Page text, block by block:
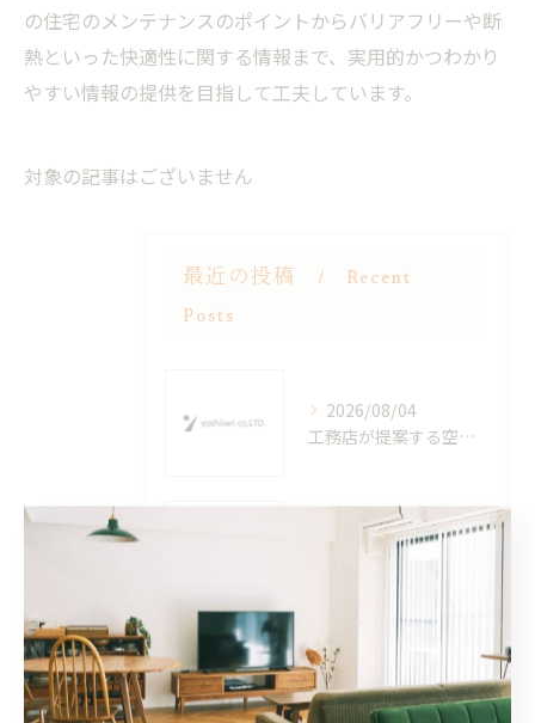
の住宅のメンテナンスのポイントからバリアフリーや断
熱といった快適性に関する情報まで、実用的かつわかり
やすい情報の提供を目指して工夫しています。
対象の記事はございません
最近の投稿 Recent
Posts
2026/08/04
工務店が提案する空間づくりで叶える香川県高松市三豊市の快適な家づくりポイント
2026/07/28
2026/07/21
工務店が実践する材料調達と小豆郡小豆島町で叶う高品質な家づくり